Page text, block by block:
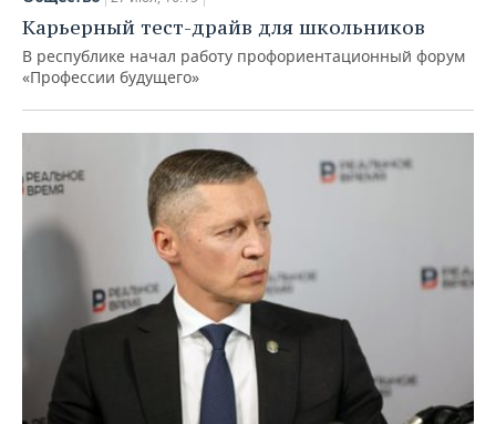
Карьерный тест-драйв для школьников
В республике начал работу профориентационный форум
«Профессии будущего»